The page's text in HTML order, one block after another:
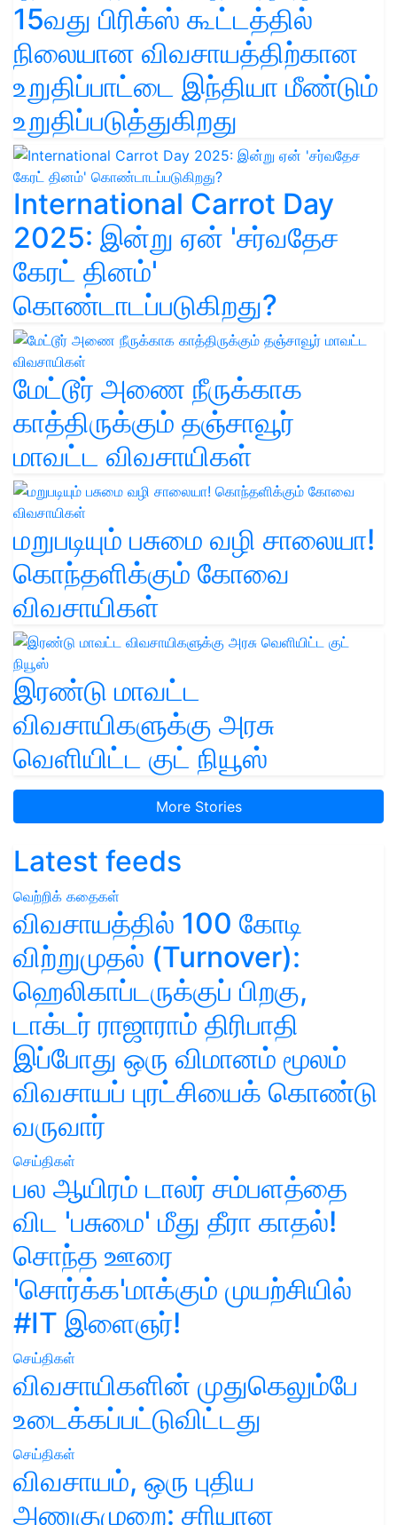
15வது பிரிக்ஸ் கூட்டத்தில்
நிலையான விவசாயத்திற்கான
உறுதிப்பாட்டை இந்தியா மீண்டும்
உறுதிப்படுத்துகிறது
International Carrot Day
2025: இன்று ஏன் 'சர்வதேச
கேரட் தினம்'
கொண்டாடப்படுகிறது?
மேட்டூர் அணை நீருக்காக
காத்திருக்கும் தஞ்சாவூர்
மாவட்ட விவசாயிகள்
மறுபடியும் பசுமை வழி சாலையா!
கொந்தளிக்கும் கோவை
விவசாயிகள்
இரண்டு மாவட்ட
விவசாயிகளுக்கு அரசு
வெளியிட்ட குட் நியூஸ்
More Stories
Latest feeds
வெற்றிக் கதைகள்
விவசாயத்தில் 100 கோடி
விற்றுமுதல் (Turnover):
ஹெலிகாப்டருக்குப் பிறகு,
டாக்டர் ராஜாராம் திரிபாதி
இப்போது ஒரு விமானம் மூலம்
விவசாயப் புரட்சியைக் கொண்டு
வருவார்
செய்திகள்
பல ஆயிரம் டாலர் சம்பளத்தை
விட 'பசுமை' மீது தீரா காதல்!
சொந்த ஊரை
'சொர்க்க'மாக்கும் முயற்சியில்
#IT இளைஞர்!
செய்திகள்
விவசாயிகளின் முதுகெலும்பே
உடைக்கப்பட்டுவிட்டது
செய்திகள்
விவசாயம், ஒரு புதிய
அணுகுமுறை: சரியான